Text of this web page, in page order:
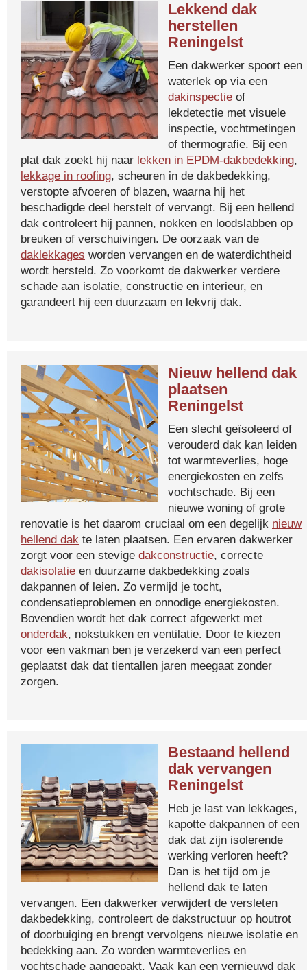
Lekkend dak
herstellen
Reningelst
Een dakwerker spoort een
waterlek op via een
dakinspectie of
lekdetectie met visuele
inspectie, vochtmetingen
of thermografie. Bij een
plat dak zoekt hij naar lekken in EPDM-dakbedekking,
lekkage in roofing, scheuren in de dakbedekking,
verstopte afvoeren of blazen, waarna hij het
beschadigde deel herstelt of vervangt. Bij een hellend
dak controleert hij pannen, nokken en loodslabben op
breuken of verschuivingen. De oorzaak van de
daklekkages worden vervangen en de waterdichtheid
wordt hersteld. Zo voorkomt de dakwerker verdere
schade aan isolatie, constructie en interieur, en
garandeert hij een duurzaam en lekvrij dak.
Nieuw hellend dak
plaatsen
Reningelst
Een slecht geïsoleerd of
verouderd dak kan leiden
tot warmteverlies, hoge
energiekosten en zelfs
vochtschade. Bij een
nieuwe woning of grote
renovatie is het daarom cruciaal om een degelijk nieuw
hellend dak te laten plaatsen. Een ervaren dakwerker
zorgt voor een stevige dakconstructie, correcte
dakisolatie en duurzame dakbedekking zoals
dakpannen of leien. Zo vermijd je tocht,
condensatieproblemen en onnodige energiekosten.
Bovendien wordt het dak correct afgewerkt met
onderdak, nokstukken en ventilatie. Door te kiezen
voor een vakman ben je verzekerd van een perfect
geplaatst dak dat tientallen jaren meegaat zonder
zorgen.
Bestaand hellend
dak vervangen
Reningelst
Heb je last van lekkages,
kapotte dakpannen of een
dak dat zijn isolerende
werking verloren heeft?
Dan is het tijd om je
hellend dak te laten
vervangen. Een dakwerker verwijdert de versleten
dakbedekking, controleert de dakstructuur op houtrot
of doorbuiging en brengt vervolgens nieuwe isolatie en
bedekking aan. Zo worden warmteverlies en
vochtschade aangepakt. Vaak kan een vernieuwd dak